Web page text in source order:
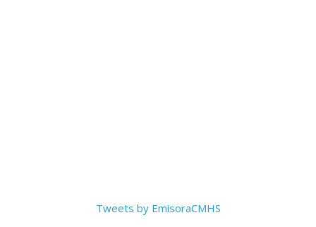
Tweets by EmisoraCMHS